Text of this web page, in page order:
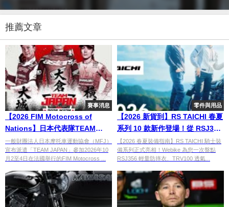
推薦文章
賽事消息
【2026 FIM Motocross of
Nations】日本代表隊TEAM
JAPAN派遣！大倉由揮×大城魁之
輔×橫山遥希3選手赴法國挑戰
一般財團法人日本摩托車運動協會（MFJ）
宣布派遣「TEAM JAPAN」參加2026年10
月2至4日在法國舉行的FIM Motocross ...
零件與用品
【2026 新貨到】RS TAICHI 春夏
系列 10 款新作登場！從 RSJ356
防摔衣到 CE Lv.2 護甲背心，全
面終結夏季騎乘悶熱噩夢！
【2026 春夏裝備指南】RS TAICHI 騎士裝
備系列正式亮相！Webike 為您一次盤點
RSJ356 輕量防摔衣、TRV100 透氣...